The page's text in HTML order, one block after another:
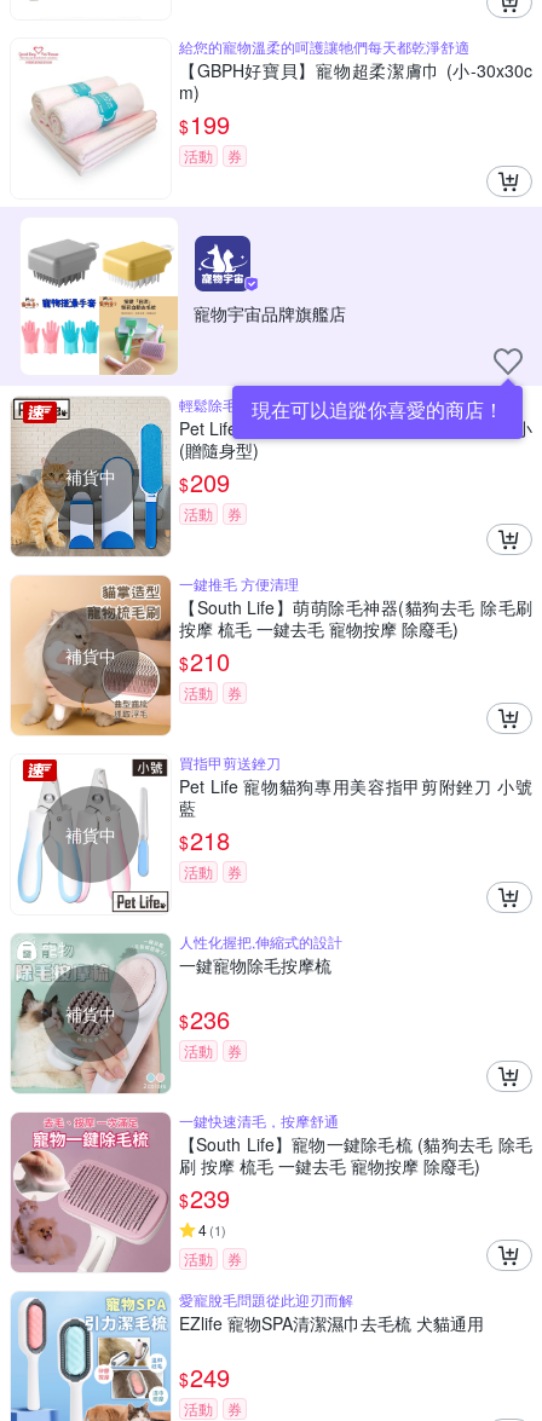
給您的寵物溫柔的呵護讓牠們每天都乾淨舒適
【GBPH好寶貝】寵物超柔潔膚巾 (小-30x30c
m)
$199
活動 券
寵物宇宙品牌旗艦店
現在可以追蹤你喜愛的商店！
補貨中
輕鬆除毛 省時不費力
Pet Life 神奇除毛刷/黏毛器/寵物黏毛-買大送小
(贈隨身型)
$209
活動 券
補貨中
一鍵推毛 方便清理
【South Life】萌萌除毛神器(貓狗去毛 除毛刷
按摩 梳毛 一鍵去毛 寵物按摩 除廢毛)
$210
活動 券
補貨中
買指甲剪送銼刀
Pet Life 寵物貓狗專用美容指甲剪附銼刀 小號
藍
$218
活動 券
補貨中
人性化握把,伸縮式的設計
一鍵寵物除毛按摩梳
$236
活動 券
一鍵快速清毛，按摩舒通
【South Life】寵物一鍵除毛梳 (貓狗去毛 除毛
刷 按摩 梳毛 一鍵去毛 寵物按摩 除廢毛)
$239
4(1)
活動
券
愛寵脫毛問題從此迎刃而解
EZlife 寵物SPA清潔濕巾去毛梳 犬貓通用
$249
活動 券